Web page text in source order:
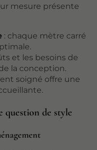
mesure présente
: chaque mètre carré
et les besoins de
la conception.
soigné offre une
de style